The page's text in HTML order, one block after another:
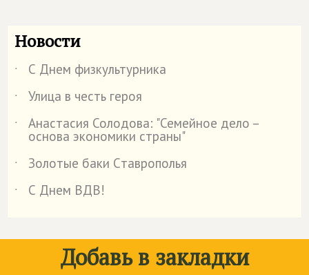
Новости
˙
С Днем физкультурника
˙
Улица в честь героя
˙
Анастасия Солодова: "Семейное дело –
основа экономики страны"
˙
Золотые баки Cтаврополья
˙
С Днем ВДВ!
Добавь в закладки